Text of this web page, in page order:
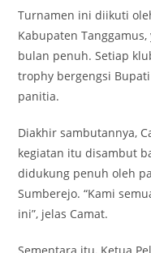
Turnamen ini diikuti
Kabupaten
bulan penuh. Setiap
trophy bergengsi
panitia.
Diakhir sambutannya,
kegiatan itu disambut
didukung penuh oleh
Sumberejo. “Kami
ini”, jelas Camat.